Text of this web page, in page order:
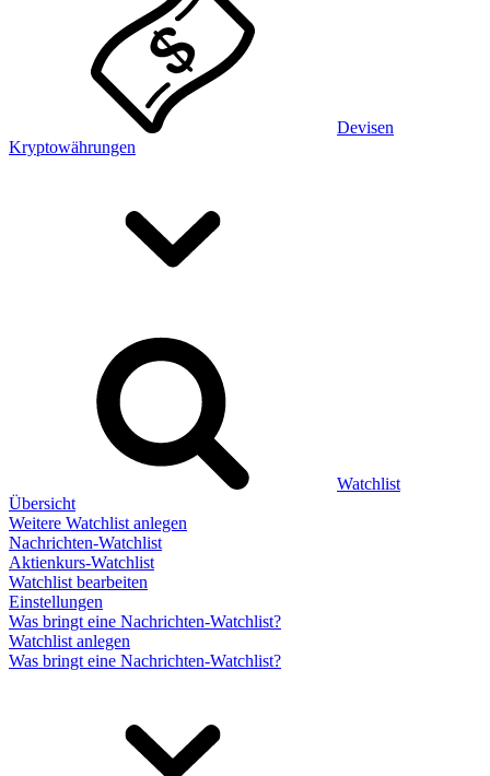
Devisen
Kryptowährungen
Watchlist
Übersicht
Weitere Watchlist anlegen
Nachrichten-Watchlist
Aktienkurs-Watchlist
Watchlist bearbeiten
Einstellungen
Was bringt eine Nachrichten-Watchlist?
Watchlist anlegen
Was bringt eine Nachrichten-Watchlist?